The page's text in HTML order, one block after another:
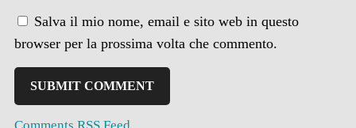
Salva il mio nome, email e sito web in questo
browser per la prossima volta che commento.